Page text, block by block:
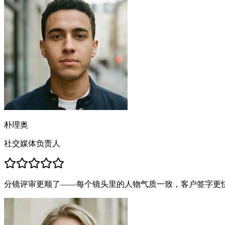
朴理奥
社交媒体负责人
分镜评审更顺了——每个镜头里的人物气质一致，客户签字更